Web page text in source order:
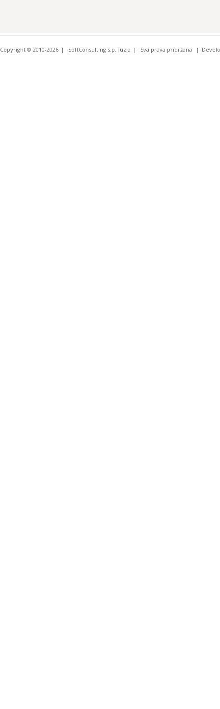
Copyright © 2010-2026 SoftConsulting s.p.Tuzla Sva prava pridržana